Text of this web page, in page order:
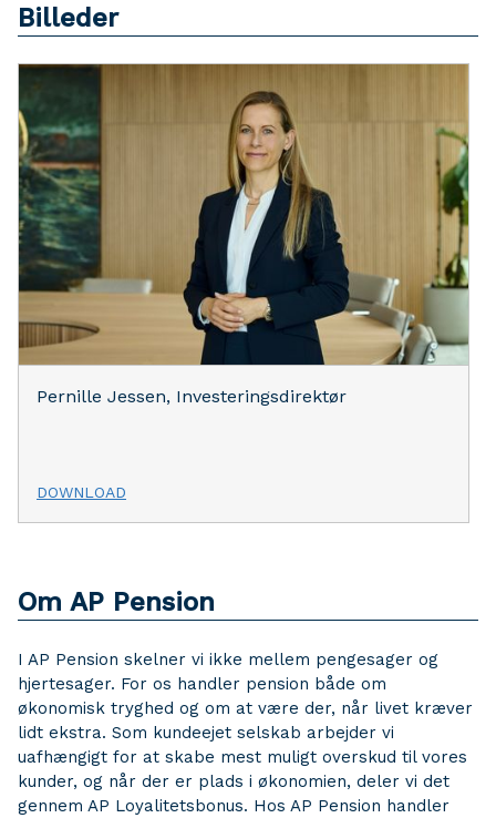
Billeder
Pernille Jessen, Investeringsdirektør
DOWNLOAD
Om AP Pension
I AP Pension skelner vi ikke mellem pengesager og
hjertesager. For os handler pension både om
økonomisk tryghed og om at være der, når livet kræver
lidt ekstra. Som kundeejet selskab arbejder vi
uafhængigt for at skabe mest muligt overskud til vores
kunder, og når der er plads i økonomien, deler vi det
gennem AP Loyalitetsbonus. Hos AP Pension handler